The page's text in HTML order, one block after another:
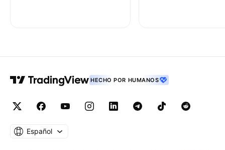
HECHO POR HUMANOS
Español